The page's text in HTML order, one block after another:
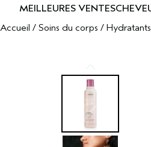
MEILLEURES VENTES
Accueil / Soins du corps /